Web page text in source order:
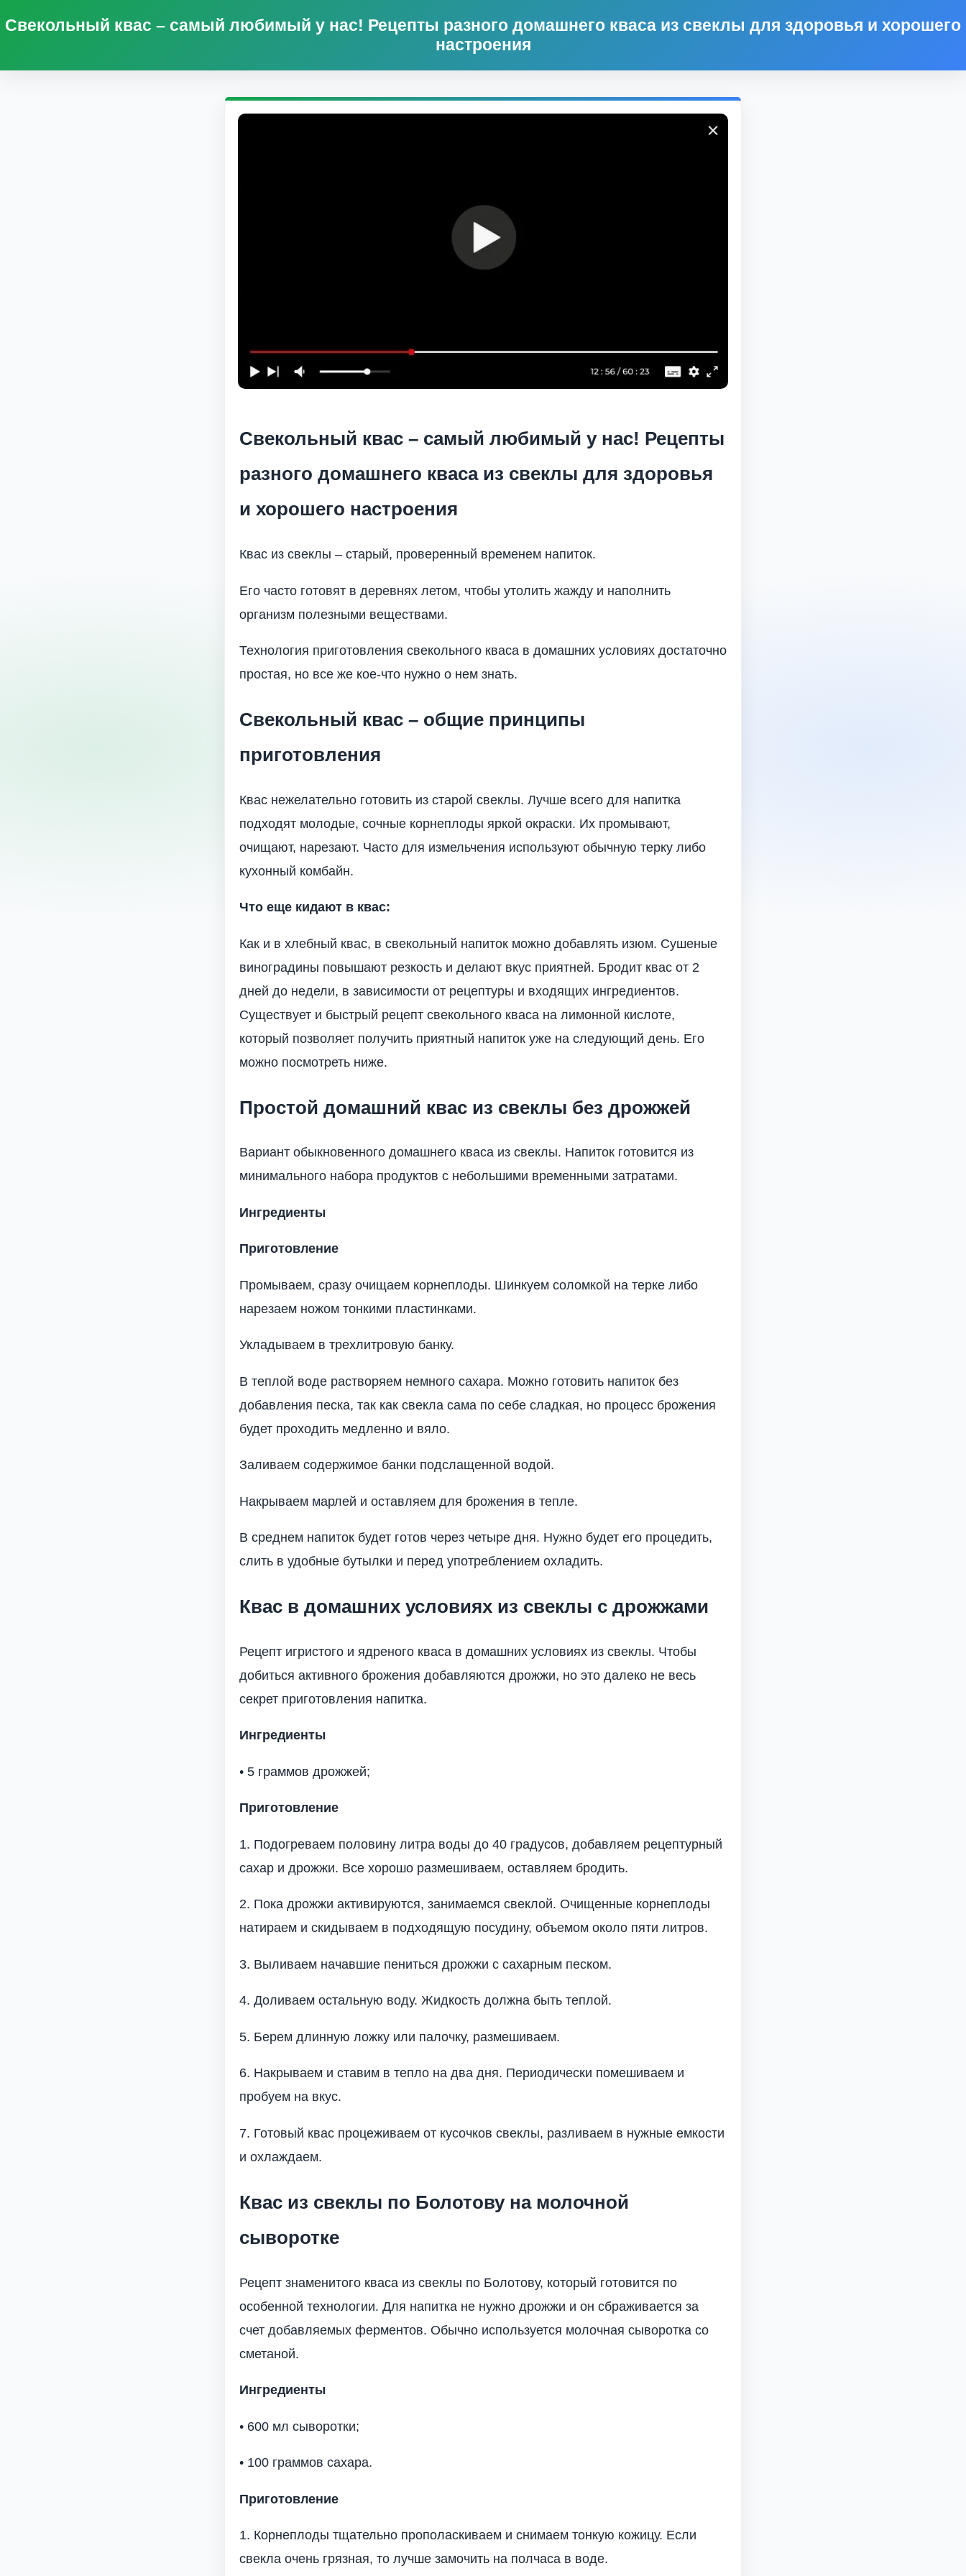
Свекольный квас – самый любимый у нас! Рецепты разного домашнего кваса из свеклы для здоровья и хорошего
настроения
Свекольный квас – самый любимый у нас! Рецепты
разного домашнего кваса из свеклы для здоровья
и хорошего настроения
Квас из свеклы – старый, проверенный временем напиток.
Его часто готовят в деревнях летом, чтобы утолить жажду и наполнить
организм полезными веществами.
Технология приготовления свекольного кваса в домашних условиях достаточно
простая, но все же кое-что нужно о нем знать.
Свекольный квас – общие принципы
приготовления
Квас нежелательно готовить из старой свеклы. Лучше всего для напитка
подходят молодые, сочные корнеплоды яркой окраски. Их промывают,
очищают, нарезают. Часто для измельчения используют обычную терку либо
кухонный комбайн.
Что еще кидают в квас:
Как и в хлебный квас, в свекольный напиток можно добавлять изюм. Сушеные
виноградины повышают резкость и делают вкус приятней. Бродит квас от 2
дней до недели, в зависимости от рецептуры и входящих ингредиентов.
Существует и быстрый рецепт свекольного кваса на лимонной кислоте,
который позволяет получить приятный напиток уже на следующий день. Его
можно посмотреть ниже.
Простой домашний квас из свеклы без дрожжей
Вариант обыкновенного домашнего кваса из свеклы. Напиток готовится из
минимального набора продуктов с небольшими временными затратами.
Ингредиенты
Приготовление
Промываем, сразу очищаем корнеплоды. Шинкуем соломкой на терке либо
нарезаем ножом тонкими пластинками.
Укладываем в трехлитровую банку.
В теплой воде растворяем немного сахара. Можно готовить напиток без
добавления песка, так как свекла сама по себе сладкая, но процесс брожения
будет проходить медленно и вяло.
Заливаем содержимое банки подслащенной водой.
Накрываем марлей и оставляем для брожения в тепле.
В среднем напиток будет готов через четыре дня. Нужно будет его процедить,
слить в удобные бутылки и перед употреблением охладить.
Квас в домашних условиях из свеклы с дрожжами
Рецепт игристого и ядреного кваса в домашних условиях из свеклы. Чтобы
добиться активного брожения добавляются дрожжи, но это далеко не весь
секрет приготовления напитка.
Ингредиенты
• 5 граммов дрожжей;
Приготовление
1. Подогреваем половину литра воды до 40 градусов, добавляем рецептурный
сахар и дрожжи. Все хорошо размешиваем, оставляем бродить.
2. Пока дрожжи активируются, занимаемся свеклой. Очищенные корнеплоды
натираем и скидываем в подходящую посудину, объемом около пяти литров.
3. Выливаем начавшие пениться дрожжи с сахарным песком.
4. Доливаем остальную воду. Жидкость должна быть теплой.
5. Берем длинную ложку или палочку, размешиваем.
6. Накрываем и ставим в тепло на два дня. Периодически помешиваем и
пробуем на вкус.
7. Готовый квас процеживаем от кусочков свеклы, разливаем в нужные емкости
и охлаждаем.
Квас из свеклы по Болотову на молочной
сыворотке
Рецепт знаменитого кваса из свеклы по Болотову, который готовится по
особенной технологии. Для напитка не нужно дрожжи и он сбраживается за
счет добавляемых ферментов. Обычно используется молочная сыворотка со
сметаной.
Ингредиенты
• 600 мл сыворотки;
• 100 граммов сахара.
Приготовление
1. Корнеплоды тщательно прополаскиваем и снимаем тонкую кожицу. Если
свекла очень грязная, то лучше замочить на полчаса в воде.